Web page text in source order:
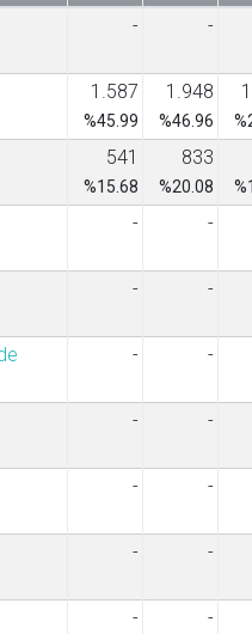
- -
1.587
%45.99
1.948
%46.96
541
%15.68
833
%20.08
- -
- -
- -
- -
- -
- -
- -